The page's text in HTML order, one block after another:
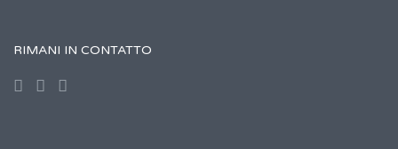
RIMANI IN CONTATTO